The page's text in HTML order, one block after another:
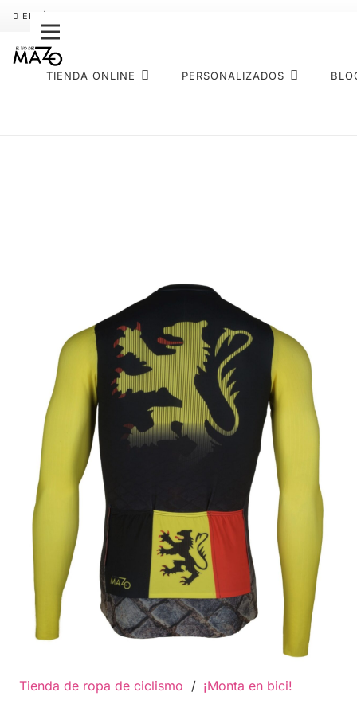
ENVÍO GRATIS
TIENDA ONLINE PERSONALIZADOS
Tienda de ropa de ciclismo / ¡Monta en bici!